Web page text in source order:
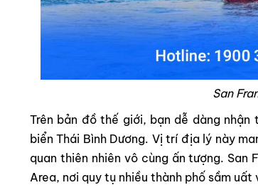
San
Trên bản đồ thế giới, bạn dễ dàng nhận
biển Thái Bình Dương. Vị trí địa lý này
quan thiên nhiên vô cùng ấn tượng.
Area, nơi quy tụ nhiều thành phố sầm